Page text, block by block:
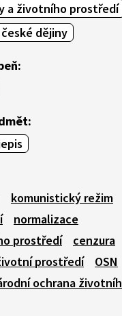
a životního prostředí
dějiny
komunistický režim
normalizace
prostředí
cenzura
prostředí
OSN
ochrana